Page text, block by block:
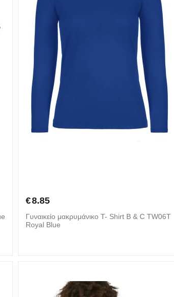
€8.85
Γυναικείο μακρυμάνικο T- Shirt B & C TW06T
Royal Blue